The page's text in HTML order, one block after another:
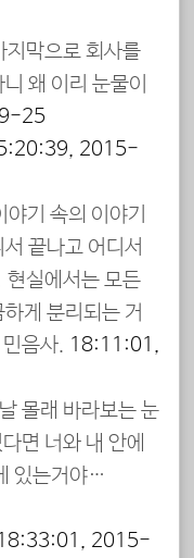
지막으로 회사를
왜 이리 눈물이
25
2015-
기 속의 이야기
끝나고 어디서
실에서는 모든
게 분리되는 거
음사. 18:11:01,
몰래 바라보는 눈
면 너와 내 안에
있는거야…
2015-